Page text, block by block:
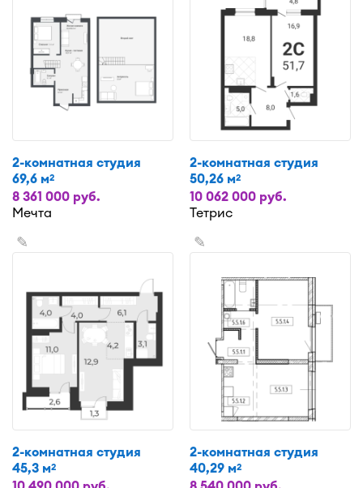
2-комнатная студия
69,6 м2
8 361 000 руб.
Мечта
2-комнатная студия
50,26 м2
10 062 000 руб.
Тетрис
✎
2-комнатная студия
45,3 м2
✎
2-комнатная студия
40,29 м2